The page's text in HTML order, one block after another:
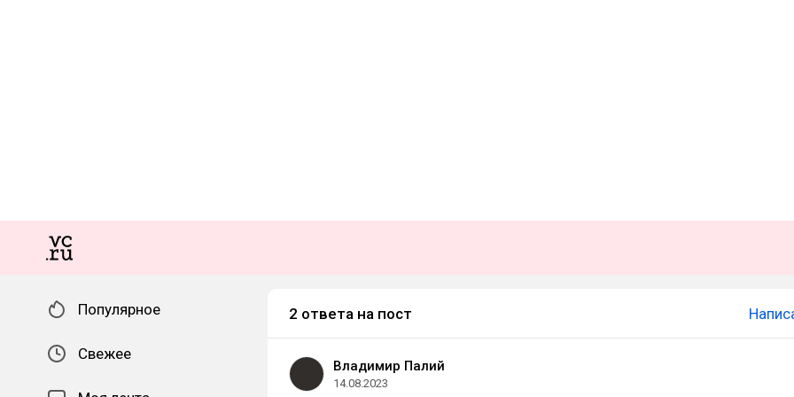
Популярное
Свежее
2 ответа на пост
Владимир Палий
14.08.2023